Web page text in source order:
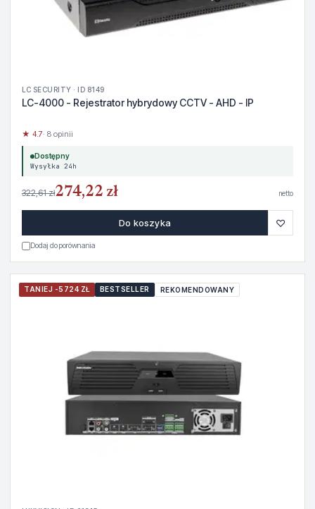
LC SECURITY · ID 8149
LC-4000 - Rejestrator hybrydowy CCTV - AHD - IP
★ 4.7· 8 opinii
Dostępny
Wysyłka 24h
322,61 zł274,22 zł netto
Do koszyka ♡
Dodaj do porównania
TANIEJ -5724 ZŁ BESTSELLER REKOMENDOWANY